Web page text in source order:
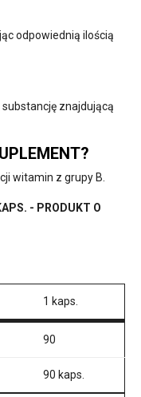
odpowiednią ilością
znajdującą
witamin z grupy B.
- PRODUKT O
1 kaps.
90
90 kaps.